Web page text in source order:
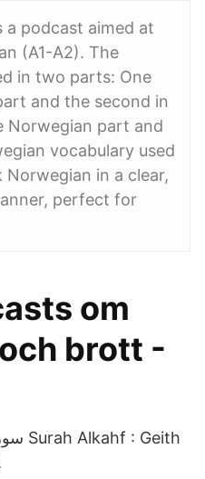
a podcast aimed at
(A1-A2). The
in two parts: One
and the second in
Norwegian part and
vocabulary used
Norwegian in a clear,
perfect for
om
brott -